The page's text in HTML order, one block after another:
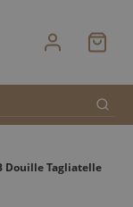
Douille Tagliatelle